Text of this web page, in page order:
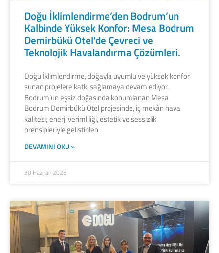
Doğu İklimlendirme’den Bodrum’un
Kalbinde Yüksek Konfor: Mesa Bodrum
Demirbükü Otel’de Çevreci ve
Teknolojik Havalandırma Çözümleri.
Doğu İklimlendirme, doğayla uyumlu ve yüksek konfor
sunan projelere katkı sağlamaya devam ediyor.
Bodrum’un eşsiz doğasında konumlanan Mesa
Bodrum Demirbükü Otel projesinde, iç mekân hava
kalitesi; enerji verimliliği, estetik ve sessizlik
prensipleriyle geliştirilen
DEVAMINI OKU »
30 Haziran 2025